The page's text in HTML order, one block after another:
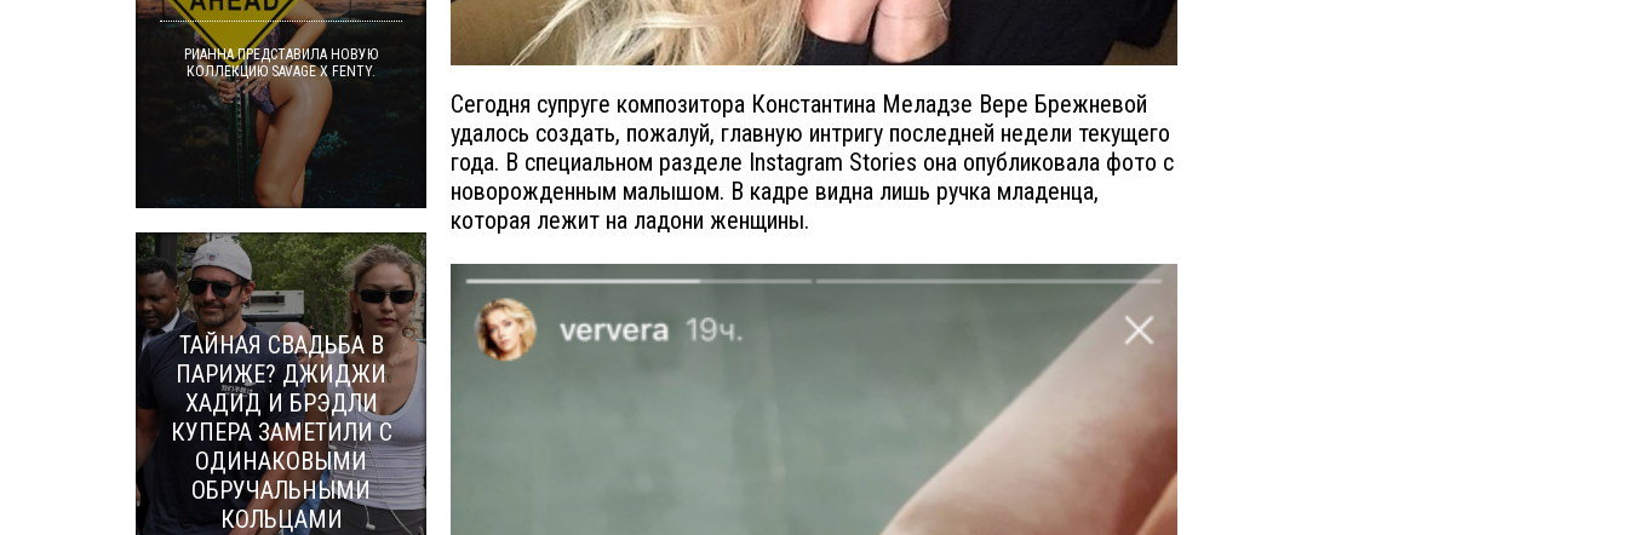
Сегодня супруге композитора Константина Меладзе Вере Брежневой
удалось создать, пожалуй, главную интригу последней недели текущего
года. В специальном разделе Instagram Stories она опубликовала фото с
новорожденным малышом. В кадре видна лишь ручка младенца,
которая лежит на ладони женщины.
РИАННА ПРЕДСТАВИЛА НОВУЮ
КОЛЛЕКЦИЮ SAVAGE X FENTY.
ТАЙНАЯ СВАДЬБА В
ПАРИЖЕ? ДЖИДЖИ
ХАДИД И БРЭДЛИ
КУПЕРА ЗАМЕТИЛИ С
ОДИНАКОВЫМИ
ОБРУЧАЛЬНЫМИ
КОЛЬЦАМИ